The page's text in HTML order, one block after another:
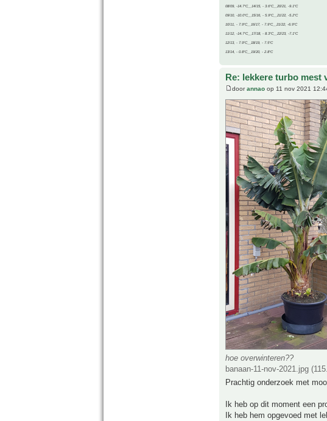
08/09, -14.7°C__14/15, - 3.6°C__20/21, -9.1°C
09/10, -10.0°C__15/16, - 5.9°C__21/22, -5.2°C
10/11, - 7.9°C__16/17, - 7.9°C__21/22, -6.9°C
11/12, -14.7°C__17/18, - 8.3°C__22/23, -7.1°C
12/13, - 7.9°C__18/19, - 7.5°C
13/14, - 0.8°C__19/20, - 2.8°C
Re: lekkere turbo mest
doorannao op 11 nov 2021
hoe overwinteren??
banaan-11-nov-2021.jpg
Prachtig onderzoek met
Ik heb op dit moment een
Ik heb hem opgevoed met